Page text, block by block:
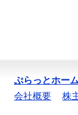
ぷらっとホー
会社概要
株